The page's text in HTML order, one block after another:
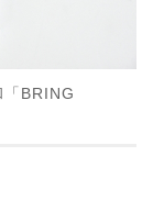
BRING